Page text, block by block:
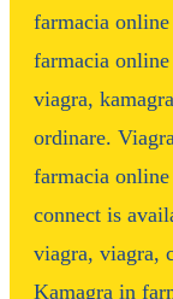
farmacia
farmacia
viagra,
ordinare.
farmacia
connect is
viagra, viagra,
Kamagra in